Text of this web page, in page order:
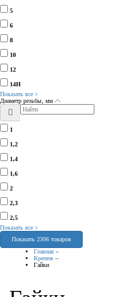
5
6
8
10
12
14H
Показать все
Диаметр резьбы, мм
1
1,2
1,4
1,6
2
2,3
2,5
Показать все
Показать 2306 товаров
Главная –
Крепеж –
Гайки